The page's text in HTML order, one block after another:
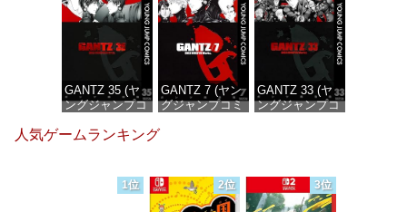
価格：¥100
価格：¥100 価格：¥100
GANTZ 35 (ヤ
ングジャンプコ
DIGITAL)
GANTZ 7 (ヤン
グジャンプコミ
GANTZ 33 (ヤ
ングジャンプコ
人気ゲームランキング
1位 2位 3位